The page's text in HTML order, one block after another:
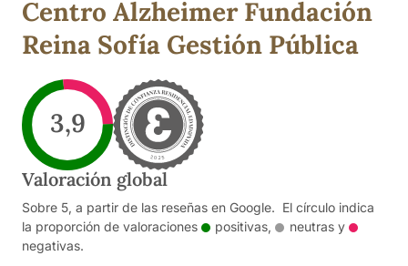
Centro Alzheimer Fundación
Reina Sofía Gestión Pública
3,9
Valoración global
Sobre 5, a partir de las reseñas en Google. El círculo indica
la proporción de valoraciones
positivas, neutrasy
negativas.